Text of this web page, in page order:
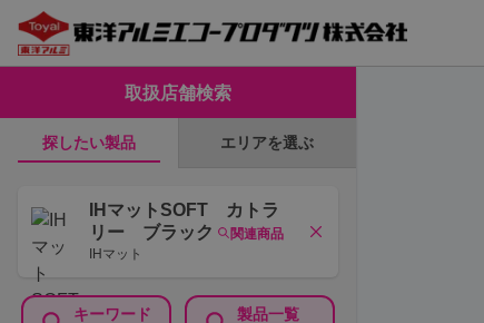
取扱店舗検索
探したい製品 エリアを選ぶ
IHマットSOFT カトラ
リー ブラック
関連商品
IHマット
キーワード
製品一覧